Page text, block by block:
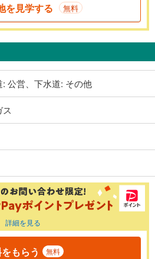
を見学する 無料
: 公営、下水道: その他
詳細を見る
もらう 無料